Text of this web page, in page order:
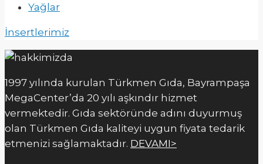
Yağlar
İnsertlerimiz
1997 yılında kurulan Türkmen Gıda, Bayrampaşa
MegaCenter’da 20 yılı aşkındır hizmet
vermektedir. Gıda sektöründe adını duyurmuş
olan Türkmen Gıda kaliteyi uygun fiyata tedarik
etmenizi sağlamaktadır. DEVAMI>